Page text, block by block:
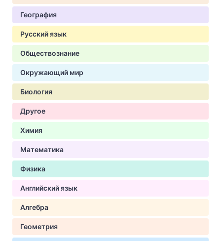
География
Русский язык
Обществознание
Окружающий мир
Биология
Другое
Химия
Математика
Физика
Английский язык
Алгебра
Геометрия